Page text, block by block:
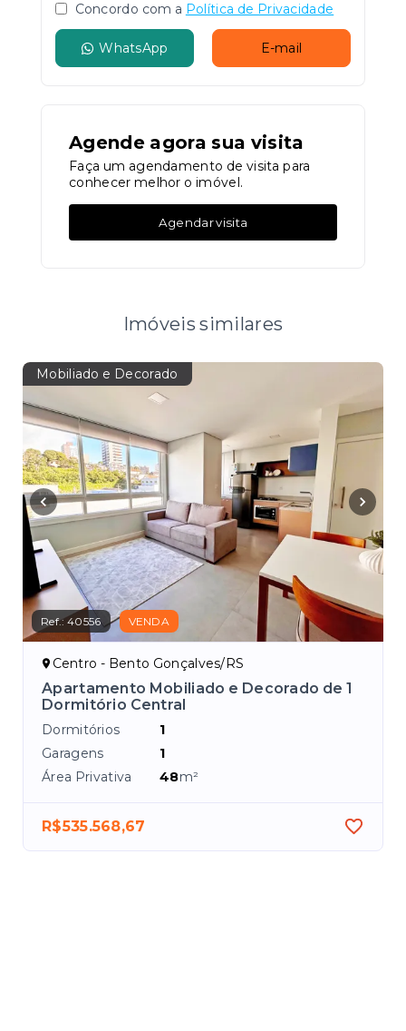
Concordo com a Política de Privacidade
WhatsApp E-mail
Agende agora sua visita
Faça um agendamento de visita para
conhecer melhor o imóvel.
Agendar visita
Imóveis similares
Mobiliado e Decorado
Ref.:40556 VENDA
Centro - Bento Gonçalves/RS
Apartamento Mobiliado e Decorado de 1
Dormitório Central
Dormitórios
1
Garagens
1
Área Privativa
48m²
R$535.568,67